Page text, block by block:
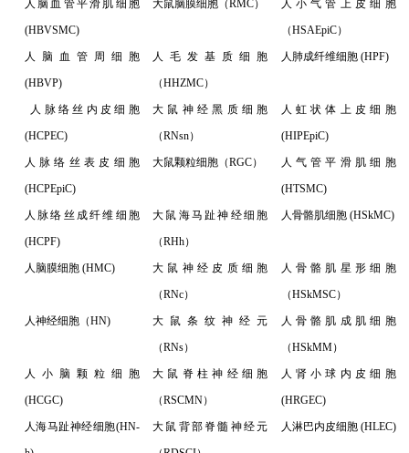
人脑血管平滑肌细胞
(HBVSMC)
大鼠脑膜细胞（RMC） 人小气管上皮细胞
（HSAEpiC）
人脑血管周细胞
(HBVP)
人毛发基质细胞
（HHZMC）
人肺成纤维细胞 (HPF)
人脉络丝内皮细胞
(HCPEC)
大鼠神经黑质细胞
（RNsn）
人虹状体上皮细胞
(HIPEpiC)
人脉络丝表皮细胞
(HCPEpiC)
大鼠颗粒细胞（RGC） 人气管平滑肌细胞
(HTSMC)
人脉络丝成纤维细胞
(HCPF)
大鼠海马趾神经细胞
（RHh）
人骨骼肌细胞 (HSkMC)
人脑膜细胞 (HMC) 大鼠神经皮质细胞
（RNc）
人骨骼肌星形细胞
（HSkMSC）
人神经细胞（HN) 大鼠条纹神经元
（RNs）
人骨骼肌成肌细胞
（HSkMM）
人小脑颗粒细胞
(HCGC)
大鼠脊柱神经细胞
（RSCMN）
人肾小球内皮细胞
(HRGEC)
人海马趾神经细胞(HN- 大鼠背部脊髓神经元 人淋巴内皮细胞 (HLEC)